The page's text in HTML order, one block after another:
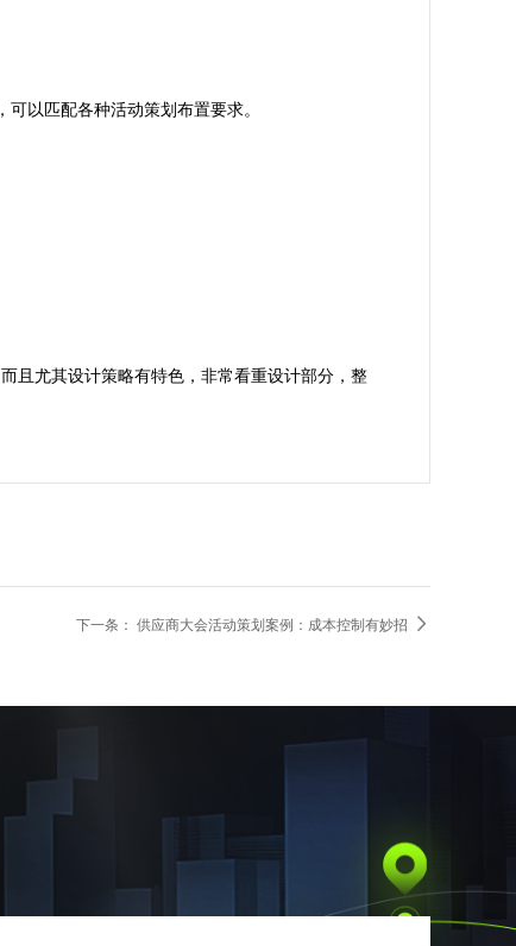
以匹配各种活动策划布置要求。
且尤其设计策略有特色，非常看重设计部分，整
下一条： 供应商大会活动策划案例：成本控制有妙招 